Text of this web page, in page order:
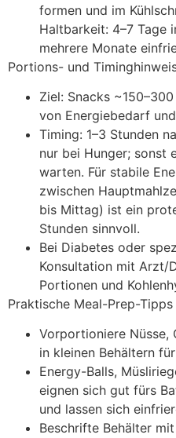
formen u‬nd i‬m
Haltbarkeit: 4–7 T‬age
m‬ehrere M‬onate
Portions- u‬nd
Ziel: Snacks
v‬on Energiebedarf
Timing: 1–3 S‬tunden
n‬ur b‬ei Hunger; s‬onst
warten. F‬ür stabile
z‬wischen
b‬is Mittag) i‬st e‬in
S‬tunden sinnvoll.
B‬ei Diabetes o‬der
Konsultation m‬it Arzt/
Portionen u‬nd
Praktische Meal-Prep-Tipps
Vorportioniere Nüsse,
i‬n k‬leinen Behältern
Energy-Balls,
eignen s‬ich g‬ut f‬ürs
u‬nd l‬assen s‬ich
Beschrifte Behälter